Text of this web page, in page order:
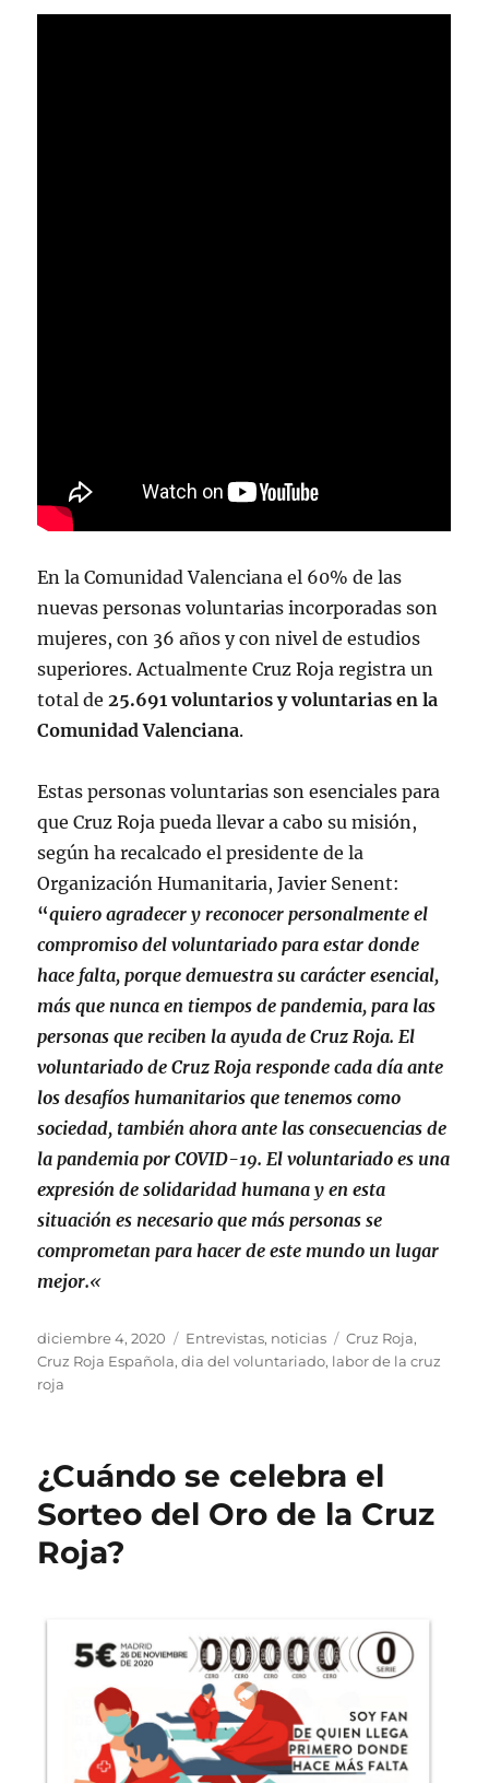
En la Comunidad Valenciana el 60% de las
nuevas personas voluntarias incorporadas son
mujeres, con 36 años y con nivel de estudios
superiores. Actualmente Cruz Roja registra un
total de25.691 voluntarios y voluntarias en la
Comunidad Valenciana.
Estas personas voluntarias son esenciales para
que Cruz Roja pueda llevar a cabo su misión,
según ha recalcado el presidente de la
Organización Humanitaria, Javier Senent:
“quiero agradecer y reconocer personalmente el
compromiso del voluntariado para estar donde
hace falta, porque demuestra su carácter esencial,
más que nunca en tiempos de pandemia, para las
personas que reciben la ayuda de Cruz Roja. El
voluntariado de Cruz Roja responde cada día ante
los desafíos humanitarios que tenemos como
sociedad, también ahora ante las consecuencias de
la pandemia por COVID-19. El voluntariado es una
expresión de solidaridad humana y en esta
situación es necesario que más personas se
comprometan para hacer de este mundo un lugar
mejor.«
Publicado
el
diciembre 4, 2020 Categorías
Entrevistas, noticias Etiquetas
Cruz Roja,
Cruz Roja Española,dia del voluntariado, labor de la cruz
roja
¿Cuándo se celebra el
Sorteo del Oro de la Cruz
Roja?